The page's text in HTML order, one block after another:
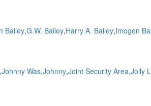
Bailey,G.W. Bailey,Harry A. Bailey,Imogen
,Johnny Was,Johnny,Joint Security Area,Jolly